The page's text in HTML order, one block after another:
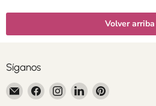
Volver arriba
Síganos
Encuéntrenos
en
Encuéntrenos
en
Encuéntrenos
en
Encuéntrenos
en
Encuéntrenos